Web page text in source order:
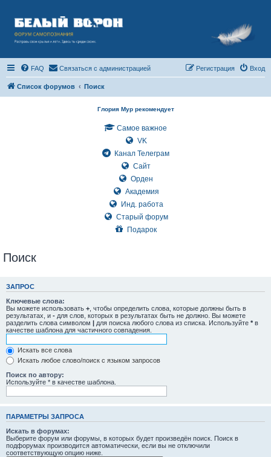
FAQ Связаться с администрацией Вход
Регистрация
Список форумов Поиск
Глория Мур рекомендует
Самое важное
VK
Канал Телеграм
Сайт
Орден
Академия
Инд. работа
Старый форум
Подарок
Поиск
ЗАПРОС
Ключевые слова:
Вы можете использовать + , чтобы определить слова, которые должны быть в
результатах, и - для слов, которых в результатах быть не должно. Вы можете
разделить слова символом | для поиска любого слова из списка. Используйте * в
качестве шаблона для частичного совпадения.
Искать все слова
Искать любое слово/поиск с языком запросов
Поиск по автору:
Используйте * в качестве шаблона.
ПАРАМЕТРЫ ЗАПРОСА
Искать в форумах:
Выберите форум или форумы, в которых будет произведён поиск. Поиск в
подфорумах производится автоматически, если вы не отключили
соответствующую опцию ниже.